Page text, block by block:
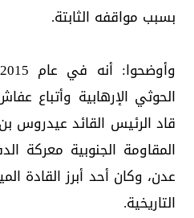
بسبب مواقفه الثابتة.
الحوثي الإرهابية وأتباع
قاد الرئيس القائد عيدروس
المقاومة الجنوبية معركة
عدن، وكان أحد أبرز القادة
التاريخية.